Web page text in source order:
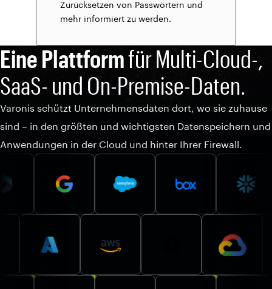
Zurücksetzen von Passwörtern und
mehr informiert zu werden.
Eine Plattformfür Multi-Cloud-,
SaaS- und On-Premise-Daten.
Varonis schützt Unternehmensdaten dort, wo sie zuhause
sind – in den größten und wichtigsten Datenspeichern und
Anwendungen in der Cloud und hinter Ihrer Firewall.